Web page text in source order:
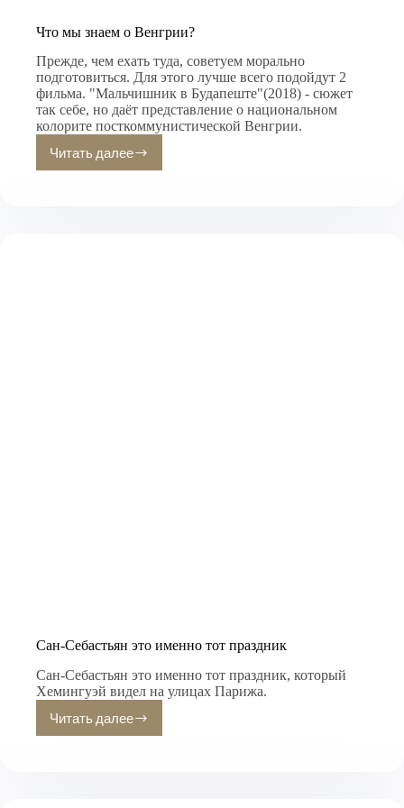
Что мы знаем о Венгрии?
Прежде, чем ехать туда, советуем морально
подготовиться. Для этого лучше всего подойдут 2
фильма. "Мальчишник в Будапеште"(2018) - сюжет
так себе, но даёт представление о национальном
колорите посткоммунистической Венгрии.
Читать далее
Что
мы
Сан-Себастьян это именно тот праздник
Сан-Себастьян это именно тот праздник, который
Хемингуэй видел на улицах Парижа.
Читать далее
Сан-
Себастьян